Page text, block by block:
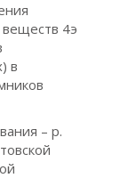
4э
в
– р.